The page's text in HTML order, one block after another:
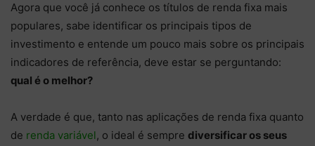
Agora que você já conhece os títulos de renda fixa mais
populares, sabe identificar os principais tipos de
investimento e entende um pouco mais sobre os principais
indicadores de referência, deve estar se perguntando:
qual é o melhor?
A verdade é que, tanto nas aplicações de renda fixa quanto
de renda variável, o ideal é sempre diversificar os seus